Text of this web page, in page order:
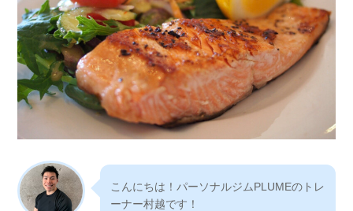
こんにちは！パーソナルジムPLUMEのトレ
ーナー村越です！